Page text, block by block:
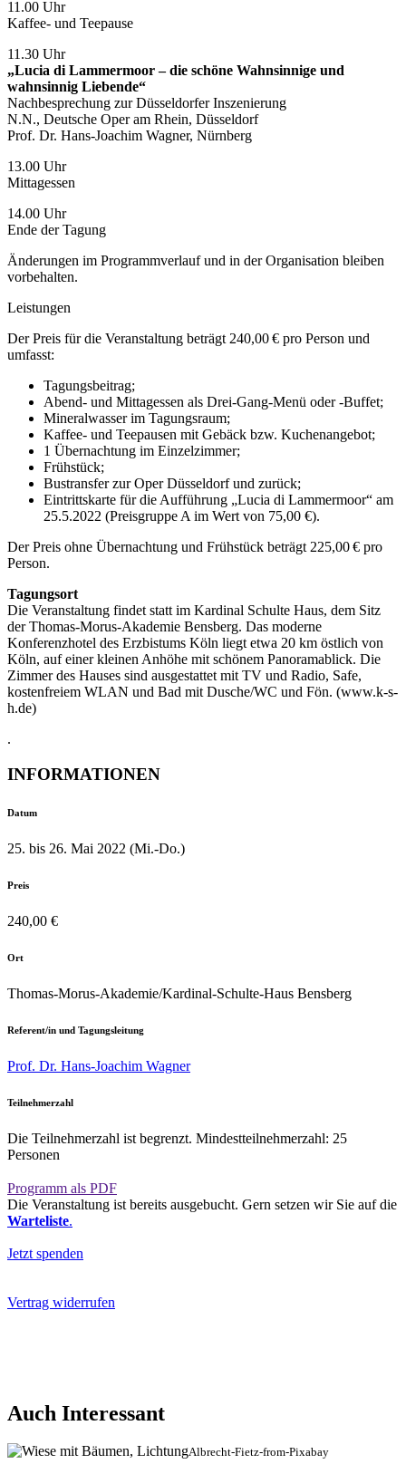
11.00 Uhr
Kaffee- und Teepause
11.30 Uhr
„Lucia di Lammermoor – die schöne Wahnsinnige und
wahnsinnig Liebende“
Nachbesprechung zur Düsseldorfer Inszenierung
N.N., Deutsche Oper am Rhein, Düsseldorf
Prof. Dr. Hans-Joachim Wagner, Nürnberg
13.00 Uhr
Mittagessen
14.00 Uhr
Ende der Tagung
Änderungen im Programmverlauf und in der Organisation bleiben
vorbehalten.
Leistungen
Der Preis für die Veranstaltung beträgt 240,00 € pro Person und
umfasst:
Tagungsbeitrag;
Abend- und Mittagessen als Drei-Gang-Menü oder -Buffet;
Mineralwasser im Tagungsraum;
Kaffee- und Teepausen mit Gebäck bzw. Kuchenangebot;
1 Übernachtung im Einzelzimmer;
Frühstück;
Bustransfer zur Oper Düsseldorf und zurück;
Eintrittskarte für die Aufführung „Lucia di Lammermoor“ am
25.5.2022 (Preisgruppe A im Wert von 75,00 €).
Der Preis ohne Übernachtung und Frühstück beträgt 225,00 € pro
Person.
Tagungsort
Die Veranstaltung findet statt im Kardinal Schulte Haus, dem Sitz
der Thomas-Morus-Akademie Bensberg. Das moderne
Konferenzhotel des Erzbistums Köln liegt etwa 20 km östlich von
Köln, auf einer kleinen Anhöhe mit schönem Panoramablick. Die
Zimmer des Hauses sind ausgestattet mit TV und Radio, Safe,
kostenfreiem WLAN und Bad mit Dusche/WC und Fön. (www.k-s-
h.de)
.
INFORMATIONEN
Datum
25. bis 26. Mai 2022 (Mi.-Do.)
Preis
240,00 €
Ort
Thomas-Morus-Akademie/Kardinal-Schulte-Haus Bensberg
Referent/in und Tagungsleitung
Prof. Dr. Hans-Joachim Wagner
Teilnehmerzahl
Die Teilnehmerzahl ist begrenzt. Mindestteilnehmerzahl: 25
Personen
Programm als PDF
Die Veranstaltung ist bereits ausgebucht. Gern setzen wir Sie auf die
Warteliste.
Jetzt spenden
Vertrag widerrufen
Auch Interessant
Albrecht-Fietz-from-Pixabay